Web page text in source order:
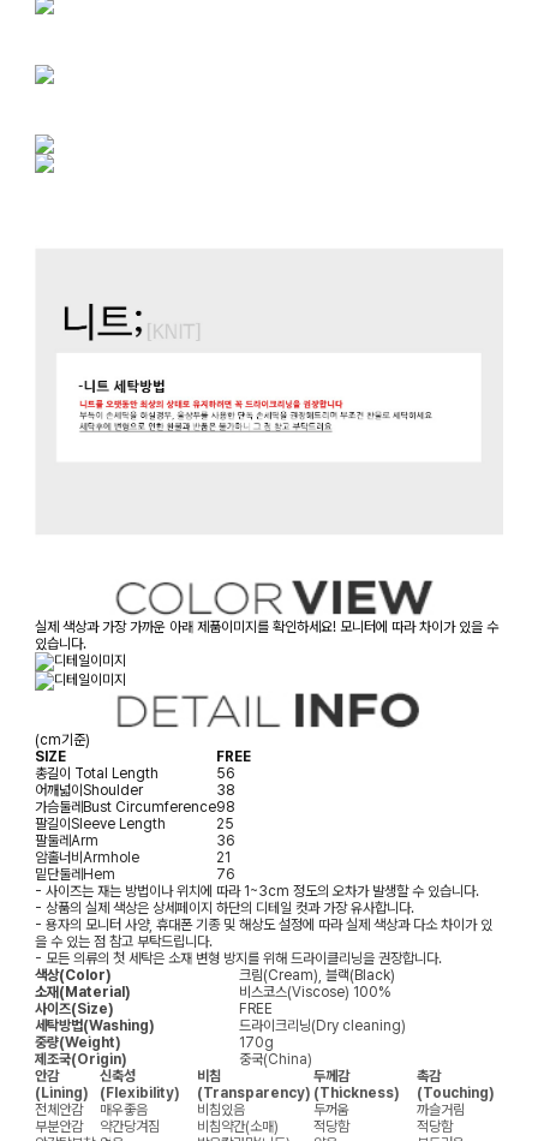
실제 색상과 가장 가까운 아래 제품이미지를 확인하세요! 모니터에 따라 차이가 있을 수
있습니다.
(cm기준)
SIZE
FREE
총길이 Total Length
56
어깨넓이 Shoulder
38
가슴둘레 Bust Circumference98
팔길이 Sleeve Length
25
팔둘레 Arm
36
암홀너비 Armhole
21
밑단둘레 Hem
76
- 사이즈는 재는 방법이나 위치에 따라 1~3cm 정도의 오차가 발생할 수 있습니다.
- 상품의 실제 색상은 상세페이지 하단의 디테일 컷과 가장 유사합니다.
- 용자의 모니터 사양, 휴대폰 기종 및 해상도 설정에 따라 실제 색상과 다소 차이가 있
을 수 있는 점 참고 부탁드립니다.
- 모든 의류의 첫 세탁은 소재 변형 방지를 위해 드라이클리닝을 권장합니다.
색상(Color)
크림(Cream), 블랙(Black)
소재(Material)
비스코스(Viscose) 100%
사이즈(Size)
FREE
세탁방법(Washing)
드라이크리닝(Dry cleaning)
중량(Weight)
170g
제조국(Origin)
중국(China)
안감
(Lining)
신축성
(Flexibility)
비침
(Transparency)
두께감
(Thickness)
촉감
(Touching)
전체안감
매우좋음 비침있음 두꺼움
까슬거림
부분안감
약간당겨짐 비침약간(소매) 적당함
적당함